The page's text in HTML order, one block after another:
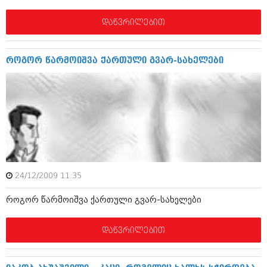
იანვარი 2014 (297)
ნოემბერი 2013 (279)
ოქტომბერი 2013 (256)
სექტემბერი 2013 (368)
აგვისტო 2013 (89)
ივნისი 2013 (212)
დეკემბერი 2012 (98)
ოქტომბერი 2012 (350)
სექტემბერი 2012 (264)
აგვისტო 2012 (268)
ივლისი 2012 (322)
მაისი 2012 (240)
დაწვრილებით
როგორ წარმოიშვა ქართული გვარ-სახელები
24/12/2009 11:35
როგორ წარმოიშვა ქართული გვარ-სახელები
დაწვრილებით